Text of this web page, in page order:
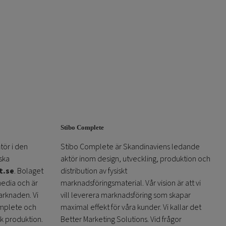
i den
. Bolaget
och är
Vi
och
produktion.
Stibo Complete
Stibo Complete är Skandinaviens ledande
aktör inom design, utveckling, produktion och
distribution av fysiskt
marknadsföringsmaterial. Vår vision är att vi
vill leverera marknadsföring som skapar
maximal effekt för våra kunder. Vi kallar det
Better Marketing Solutions. Vid frågor